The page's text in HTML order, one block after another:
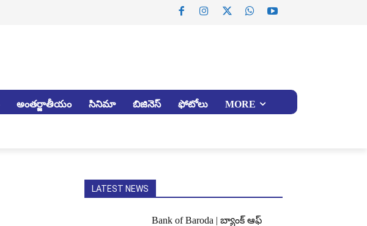
అంతర్జాతీయం సినిమా బిజినెస్ ఫోటోలు MORE
LATEST NEWS
Bank of Baroda | బ్యాంక్‌ ఆఫ్‌